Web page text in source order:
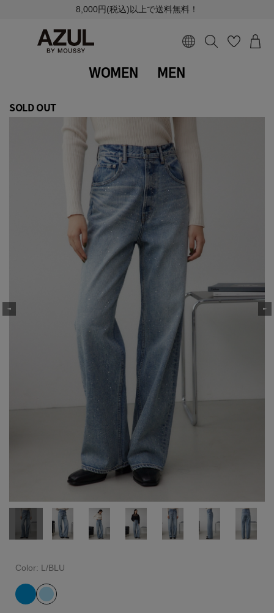
8,000円(税込)以上で送料無料！
WOMEN MEN
SOLD OUT
Color: L/BLU